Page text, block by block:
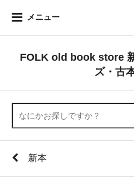
メニュー
FOLK old book store
ズ・古
新本